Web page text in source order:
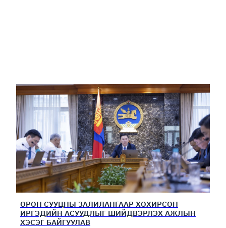
ОРОН СУУЦНЫ ЗАЛИЛАНГААР ХОХИРСОН
ИРГЭДИЙН АСУУДЛЫГ ШИЙДВЭРЛЭХ АЖЛЫН
ХЭСЭГ БАЙГУУЛАВ